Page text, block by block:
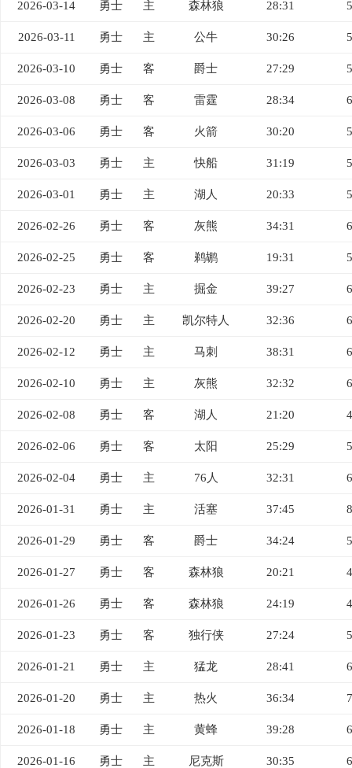
2026-03-14 勇士 主 森林狼 28:31
2026-03-11 勇士 主 公牛 30:26
2026-03-10 勇士 客 爵士 27:29
2026-03-08 勇士 客 雷霆 28:34
2026-03-06 勇士 客 火箭 30:20
2026-03-03 勇士 主 快船 31:19
2026-03-01 勇士 主 湖人 20:33
2026-02-26 勇士 客 灰熊 34:31
2026-02-25 勇士 客 鹈鹕 19:31
2026-02-23 勇士 主 掘金 39:27
2026-02-20 勇士 主 凯尔特人 32:36
2026-02-12 勇士 主 马刺 38:31
2026-02-10 勇士 主 灰熊 32:32
2026-02-08 勇士 客 湖人 21:20
2026-02-06 勇士 客 太阳 25:29
2026-02-04 勇士 主 76人 32:31
2026-01-31 勇士 主 活塞 37:45
2026-01-29 勇士 客 爵士 34:24
2026-01-27 勇士 客 森林狼 20:21
2026-01-26 勇士 客 森林狼 24:19
2026-01-23 勇士 客 独行侠 27:24
2026-01-21 勇士 主 猛龙 28:41
2026-01-20 勇士 主 热火 36:34
2026-01-18 勇士 主 黄蜂 39:28
2026-01-16 勇士 主 尼克斯 30:35